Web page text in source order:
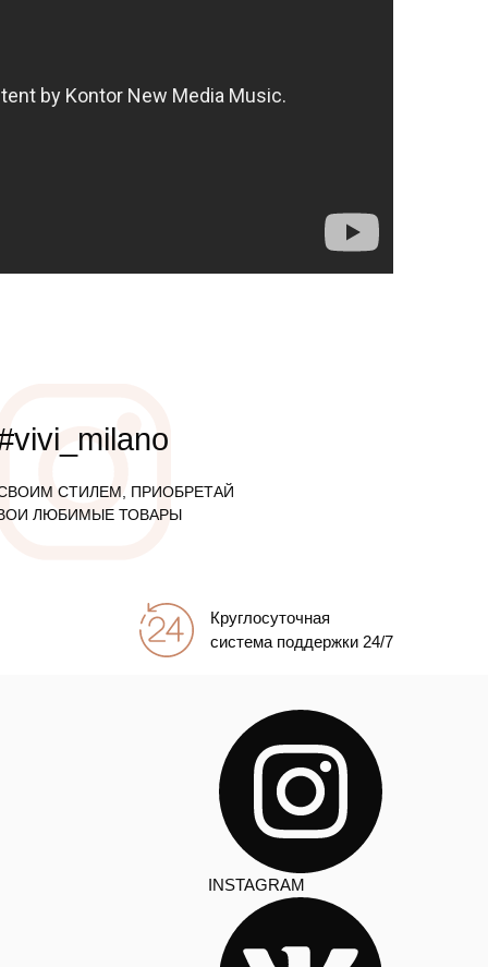
СТИЛЕМ, ПРИОБРЕТАЙ
ЛЮБИМЫЕ ТОВАРЫ
Круглосуточная
система поддержки 24/7
INSTAGRAM